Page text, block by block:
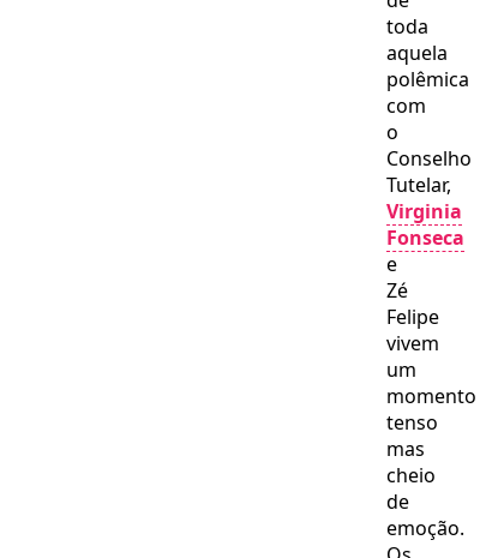
toda
aquela
polêmica
com
o
Conselho
Tutelar,
Virginia
Fonseca
e
Zé
Felipe
vivem
um
momento
tenso
mas
cheio
de
emoção.